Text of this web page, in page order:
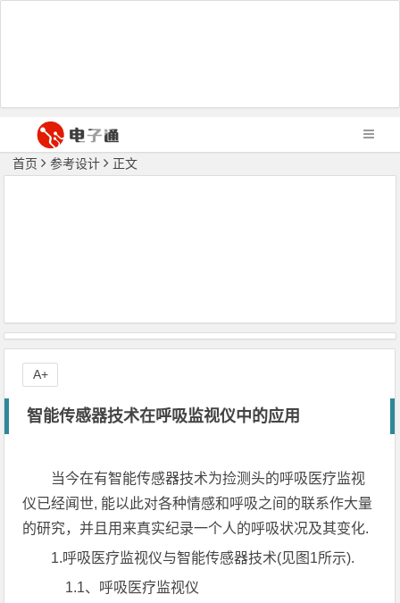
首页 参考设计 正文
智能传感器技术在呼吸监视仪中的应用
当今在有智能传感器技术为捡测头的呼吸医疗监视
仪已经闻世, 能以此对各种情感和呼吸之间的联系作大量
的研究，并且用来真实纪录一个人的呼吸状况及其变化.
1.呼吸医疗监视仪与智能传感器技术(见图1所示).
1.1、呼吸医疗监视仪
A+